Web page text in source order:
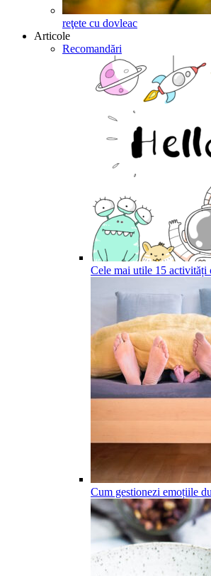
reţete cu dovleac
Articole
Recomandări
Cele mai utile 15 activități
Cum gestionezi emoțiile